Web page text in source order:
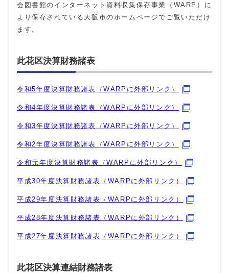
会図書館のインターネット資料収集保存事業（WARP）に
より保存されている大阪市のホームページでご覧いただけ
ます。
此花区決算財務諸表
令和5年度決算財務諸表（WARPに外部リンク）
令和4年度決算財務諸表（WARPに外部リンク）
令和3年度決算財務諸表（WARPに外部リンク）
令和2年度決算財務諸表（WARPに外部リンク）
令和元年度決算財務諸表（WARPに外部リンク）
平成30年度決算財務諸表（WARPに外部リンク）
平成29年度決算財務諸表（WARPに外部リンク）
平成28年度決算財務諸表（WARPに外部リンク）
平成27年度決算財務諸表（WARPに外部リンク）
此花区決算連結財務諸表